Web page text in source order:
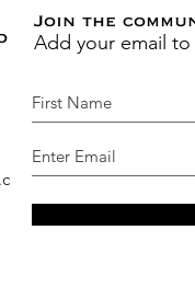
Join the
Add your email